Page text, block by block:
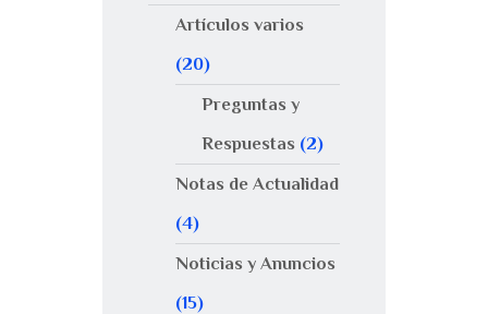
Artículos varios
(20)
Preguntas y
Respuestas (2)
Notas de Actualidad
(4)
Noticias y Anuncios
(15)